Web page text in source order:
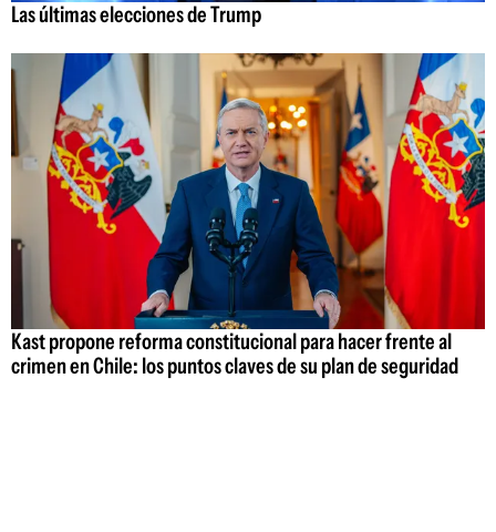
Las últimas elecciones de Trump
Kast propone reforma constitucional para hacer frente al
crimen en Chile: los puntos claves de su plan de seguridad